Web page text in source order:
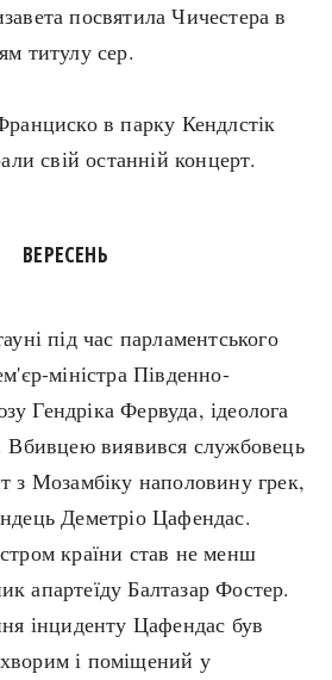
посвятила Чичестера в
титулу сер.
в парку Кендлстік
свій останній концерт.
ВЕРЕСЕНЬ
під час парламентського
міністра Південно-
Гендріка Фервуда, ідеолога
Вбивцею виявився службовець
з Мозамбіку наполовину грек,
Деметріо Цафендас.
країни став не менш
апартеїду Балтазар Фостер.
інциденту Цафендас був
і поміщений у